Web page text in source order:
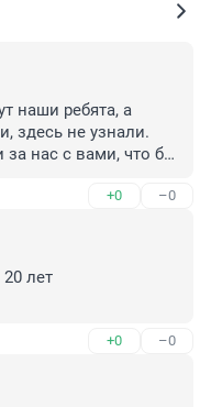
наши ребята, а
здесь не узнали.
за нас с вами, что бы
Ваню толком
осталась жена,
в мае. Хочу
и
+0 –0
лет
+0 –0